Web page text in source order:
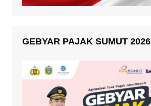
GEBYAR PAJAK SUMUT 2026